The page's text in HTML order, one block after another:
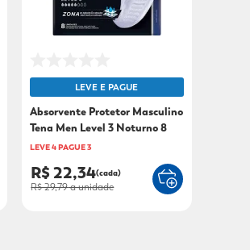
LEVE E PAGUE
Absorvente Protetor Masculino
Tena Men Level 3 Noturno 8
Unidades
LEVE 4 PAGUE 3
R$ 22,34(cada)
R$ 29,79a unidade